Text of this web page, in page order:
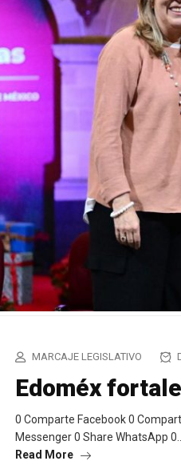
MARCAJE LEGISLATIVO
Edoméx
0 Comparte Facebook 0
Messenger 0 Share WhatsApp 0…
Read More